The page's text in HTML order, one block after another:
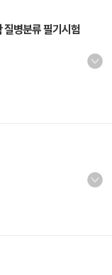
병분류 필기시험